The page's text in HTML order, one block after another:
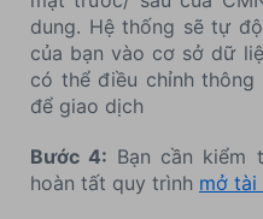
dung. Hệ thống sẽ tự
của bạn vào cơ sở dữ
có thể điều chỉnh thông
để giao dịch
Bước 4: Bạn cần kiểm
hoàn tất quy trình mở tài